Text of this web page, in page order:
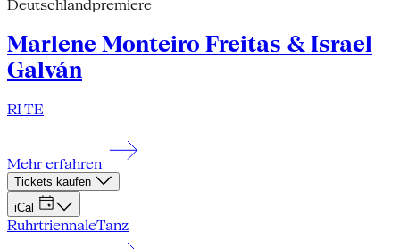
Deutschlandpremiere
Marlene Monteiro Freitas & Israel
Galván
RI TE
Mehr erfahren
Tickets kaufen
iCal
RuhrtriennaleTanz